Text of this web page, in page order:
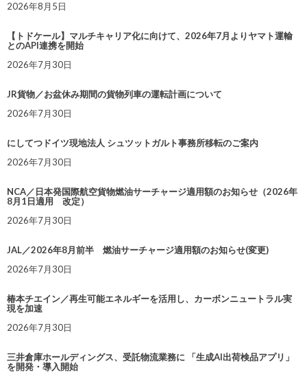
2026年8月5日
【トドケール】マルチキャリア化に向けて、2026年7月よりヤマト運輸
とのAPI連携を開始
2026年7月30日
JR貨物／お盆休み期間の貨物列車の運転計画について
2026年7月30日
にしてつドイツ現地法人 シュツットガルト事務所移転のご案内
2026年7月30日
NCA／日本発国際航空貨物燃油サーチャージ適用額のお知らせ（2026年
8月1日適用 改定）
2026年7月30日
JAL／2026年8月前半 燃油サーチャージ適用額のお知らせ(変更)
2026年7月30日
椿本チエイン／再生可能エネルギーを活用し、カーボンニュートラル実
現を加速
2026年7月30日
三井倉庫ホールディングス、受託物流業務に 「生成AI出荷検品アプリ」
を開発・導入開始